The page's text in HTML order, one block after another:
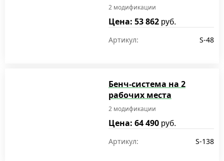
2 модификации
Цена: 53 862 руб.
Артикул: S-48
Бенч-система на 2
рабочих места
2 модификации
Цена: 64 490 руб.
Артикул: S-138